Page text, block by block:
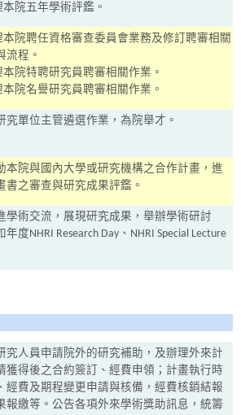
本院五年學術評鑑。
本院聘任資格審查委員會業務及修訂聘審相關
流程。
本院特聘研究員聘審相關作業。
本院名譽研究員聘審相關作業。
究單位主管遴選作業，為院舉才。
本院與國內大學或研究機構之合作計畫，進
書之審查與研究成果評鑑。
學術交流，展現研究成果，舉辦學術研討
年度 NHRI Research Day 、 NHRI Special Lecture
究人員申請院外的研究補助，及辦理外來計
獲得後之合約簽訂、經費申領；計畫執行時
經費及期程變更申請與核備，經費核銷結報
報繳等。公告各項外來學術獎助訊息，統籌